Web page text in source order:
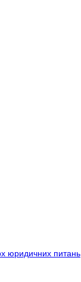
юридичних питань